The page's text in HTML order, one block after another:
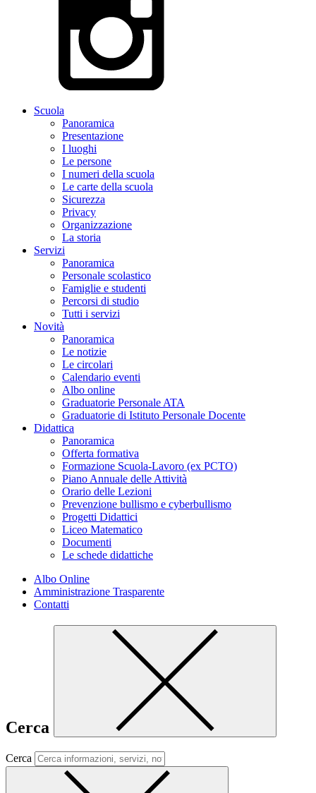
Scuola
Panoramica
Presentazione
I luoghi
Le persone
I numeri della scuola
Le carte della scuola
Sicurezza
Privacy
Organizzazione
La storia
Servizi
Panoramica
Personale scolastico
Famiglie e studenti
Percorsi di studio
Tutti i servizi
Novità
Panoramica
Le notizie
Le circolari
Calendario eventi
Albo online
Graduatorie Personale ATA
Graduatorie di Istituto Personale Docente
Didattica
Panoramica
Offerta formativa
Formazione Scuola-Lavoro (ex PCTO)
Piano Annuale delle Attività
Orario delle Lezioni
Prevenzione bullismo e cyberbullismo
Progetti Didattici
Liceo Matematico
Documenti
Le schede didattiche
Albo Online
Amministrazione Trasparente
Contatti
Cerca
Cerca